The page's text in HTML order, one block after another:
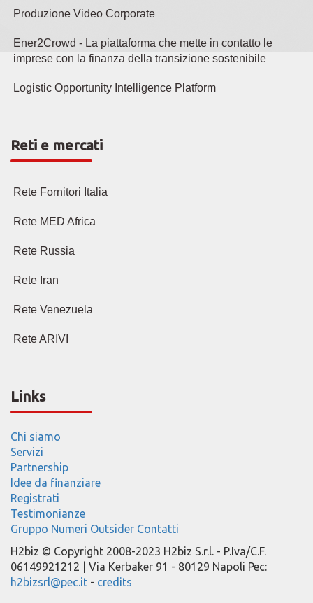
Produzione Video Corporate
Ener2Crowd - La piattaforma che mette in contatto le
imprese con la finanza della transizione sostenibile
Logistic Opportunity Intelligence Platform
Reti e mercati
Rete Fornitori Italia
Rete MED Africa
Rete Russia
Rete Iran
Rete Venezuela
Rete ARIVI
Links
Chi siamo
Servizi
Partnership
Idee da finanziare
Registrati
Testimonianze
Gruppo Numeri Outsider Contatti
H2biz © Copyright 2008-2023 H2biz S.r.l. - P.Iva/C.F.
06149921212 | Via Kerbaker 91 - 80129 Napoli Pec:
h2bizsrl@pec.it - credits